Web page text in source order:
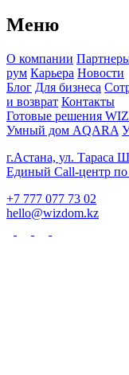
Меню
О компании
рум Карьера Новости
Блог Для бизнеса
и возврат Контакты
Готовые решения
Умный дом AQARA
г.Астана, ул. Тараса
Единый Call-центр по
+7 777 077 73 02
hello@wizdom.kz